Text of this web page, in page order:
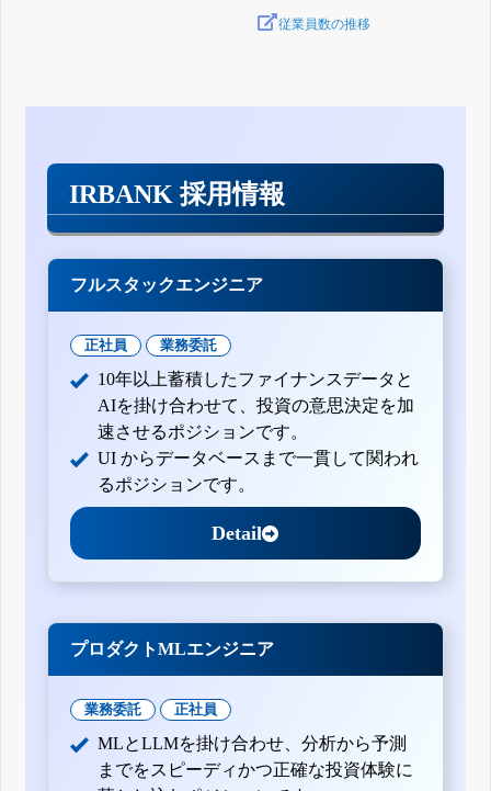
従業員数の推移
IRBANK 採用情報
フルスタックエンジニア
正社員 業務委託
10年以上蓄積したファイナンスデータと
AIを掛け合わせて、投資の意思決定を加
速させるポジションです。
UI からデータベースまで一貫して関われ
るポジションです。
Detail
プロダクトMLエンジニア
業務委託 正社員
MLとLLMを掛け合わせ、分析から予測
までをスピーディかつ正確な投資体験に